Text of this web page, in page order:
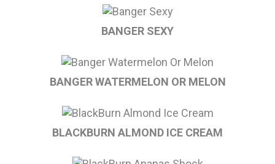
BANGER SEXY
BANGER WATERMELON OR MELON
BLACKBURN ALMOND ICE CREAM